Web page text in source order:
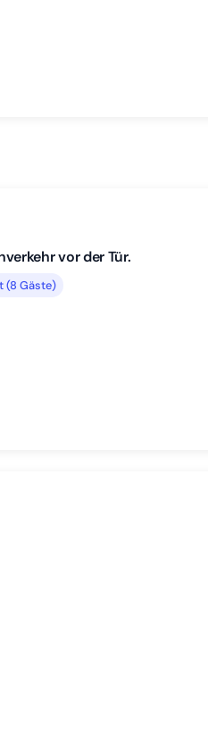
vor der Tür.
(8 Gäste)